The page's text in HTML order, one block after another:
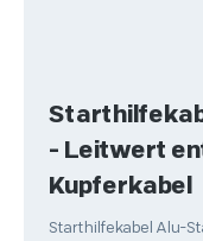
- Leitwert
Kupferkabel
Starthilfekabel Alu-